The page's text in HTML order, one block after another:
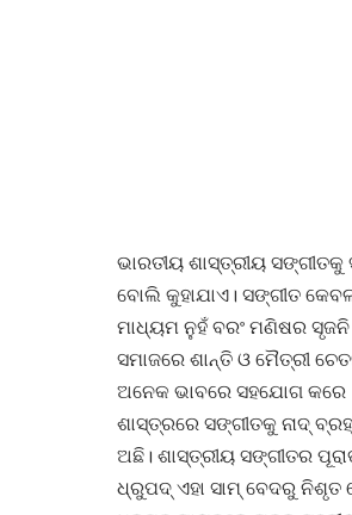
ଭାରତୀୟ ଶାସ୍ତ୍ରୀୟ
ବୋଲି କୁହାଯାଏ। ସଙ୍ଗୀତ
ମାଧ୍ୟମ ନୁହଁ ବରଂ ମଣିଷର
ସମାଜରେ ଶାନ୍ତି ଓ ମୈତ୍ରୀ
ଅନେକ ଭାବରେ ସହଯୋଗ କରେ
ଶାସ୍ତ୍ରରେ ସଙ୍ଗୀତକୁ ନାଦ୍
ଅଛି। ଶାସ୍ତ୍ରୀୟ ସଙ୍ଗୀତର
ଧ୍ରୁପଦ୍ ଏହା ସାମ୍ ବେଦରୁ ନିଶୃତ